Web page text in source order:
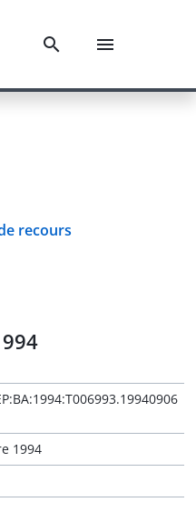
recours
1994